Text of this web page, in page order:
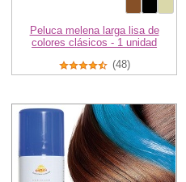
Peluca melena larga lisa de
colores clásicos - 1 unidad
(48)